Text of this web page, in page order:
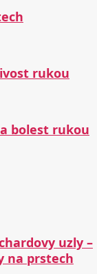
rukou
bolest rukou
uzly –
na prstech